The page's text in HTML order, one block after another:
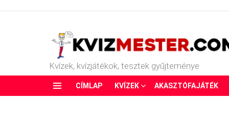
Kvízek, kvízjátékok, tesztek gyűjteménye
CÍMLAP KVÍZEK AKASZTÓFAJÁTÉK